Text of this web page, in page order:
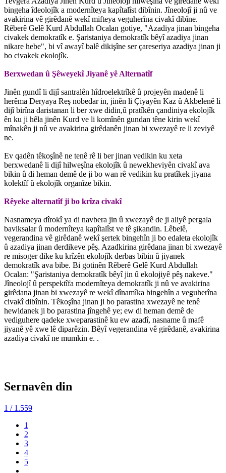
bingeha îdeolojîk a modernîteya kapîtalîst dibînin. Jîneolojî ji nû ve
avakirina vê girêdanê wekî mifteya veguherîna civakî dibîne.
Rêberê Gelê Kurd Abdullah Ocalan gotiye, "Azadiya jinan bingeha
civakek demokratîk e. Şaristaniya demokratîk bêyî azadiya jinan
nikare hebe", bi vî awayî balê dikişîne ser çareseriya azadiya jinan ji
bo civakek ekolojîk.
Berxwedan û Şêweyekî Jiyanê yê Alternatîf
Jinên gundî li dijî santralên hîdroelektrîkê û projeyên madenê li
herêma Deryaya Reş nobedar in, jinên li Çiyayên Kaz û Akbelenê li
dijî birîna daristanan li ber xwe didin,û pratîkên çandiniya ekolojîk
ên ku ji hêla jinên Kurd ve li komînên gundan têne kirin wekî
mînakên ji nû ve avakirina girêdanên jinan bi xwezayê re li zeviyê
ne.
Ev qadên têkoşînê ne tenê rê li ber jinan vedikin ku xeta
berxwedanê li dijî hilweşîna ekolojîk û newekheviyên civakî ava
bikin û di heman demê de ji bo wan rê vedikin ku pratîkek jiyana
kolektîf û ekolojîk organîze bikin.
Rêyeke alternatîf ji bo krîza civakî
Nasnameya dîrokî ya di navbera jin û xwezayê de ji aliyê pergala
baviksalar û modernîteya kapîtalîst ve tê şikandin. Lêbelê,
vegerandina vê girêdanê wekî şertek bingehîn ji bo edaleta ekolojîk
û azadiya jinan derdikeve pêş. Azadkirina girêdana jinan bi xwezayê
re misoger dike ku krîzên ekolojîk derbas bibin û jiyanek
demokratîk ava bibe. Bi gotinên Rêberê Gelê Kurd Abdullah
Ocalan: "Şaristaniya demokratîk bêyî jin û ekolojiyê pêş nakeve."
Jîneolojî û perspektîfa modernîteya demokratîk ji nû ve avakirina
girêdana jinan bi xwezayê re wekî dînamîka bingehîn a veguherîna
civakî dibînin. Têkoşîna jinan ji bo parastina xwezayê ne tenê
hewldanek ji bo parastina jîngehê ye; ew di heman demê de
vediguhere qadeke xweparastinê ku ew azadî, nasname û mafê
jiyanê yê xwe lê diparêzin. Bêyî vegerandina vê girêdanê, avakirina
azadiya civakî ne mumkin e. .
Sernavên din
1 / 1.559
1
2
3
4
5